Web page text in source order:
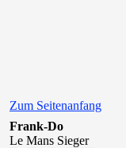
Zum Seitenanfang
Frank-Do
Le Mans Sieger